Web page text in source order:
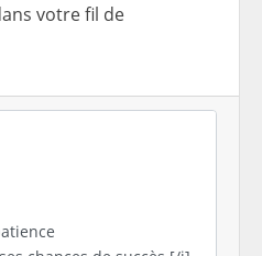
votre fil de